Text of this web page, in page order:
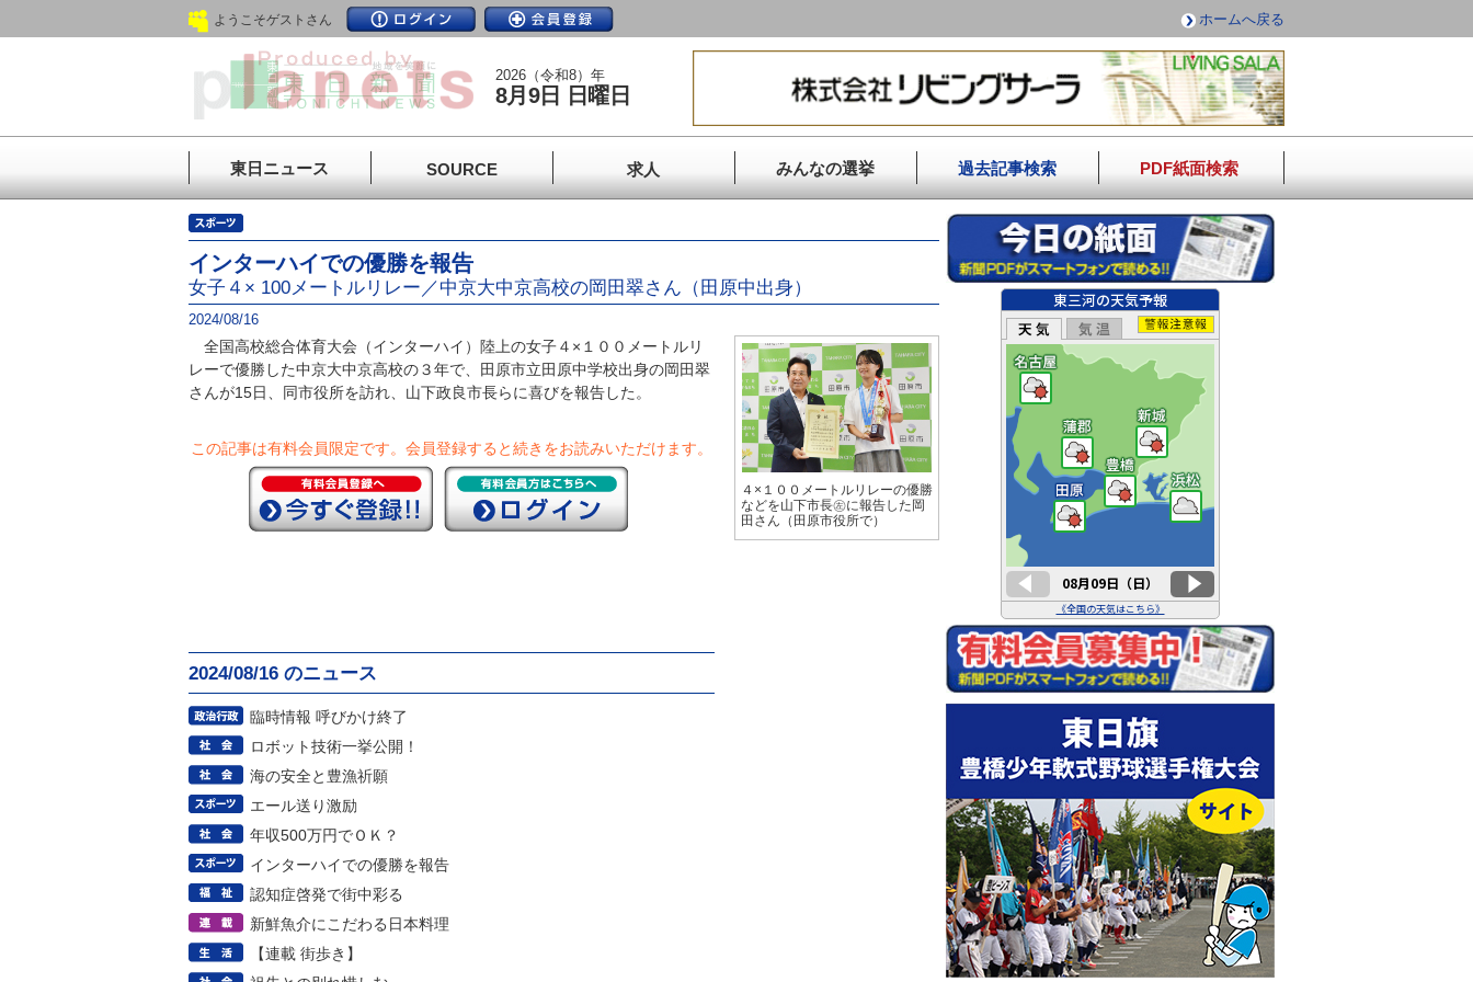
ようこそゲストさん ホームへ戻る
2026（令和8）年
8月9日 日曜日
東日ニュース SOURCE 求人 みんなの選挙 過去記事検索 PDF紙面検索
インターハイでの優勝を報告
女子４× 100メートルリレー／中京大中京高校の岡田翠さん（田原中出身）
2024/08/16
全国高校総合体育大会（インターハイ）陸上の女子４×１００メートルリ
レーで優勝した中京大中京高校の３年で、田原市立田原中学校出身の岡田翠
さんが15日、同市役所を訪れ、山下政良市長らに喜びを報告した。
この記事は有料会員限定です。 会員登録すると続きをお読みいただけます。
2024/08/16 のニュース
臨時情報 呼びかけ終了
ロボット技術一挙公開！
海の安全と豊漁祈願
エール送り激励
年収500万円でＯＫ？
インターハイでの優勝を報告
認知症啓発で街中彩る
新鮮魚介にこだわる日本料理
【連載 街歩き】
４×１００メートルリレーの優勝
などを山下市長㊧に報告した岡
田さん（田原市役所で）